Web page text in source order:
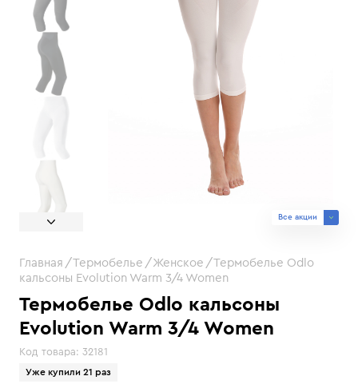
Термобелье Odlo кальсоны
Evolution Warm 3/4 Women
Код товара: 32181
Уже купили 21 раз
Все акции
Главная Термобелье Женское
Термобелье Odlo
кальсоны Evolution Warm 3/4 Women